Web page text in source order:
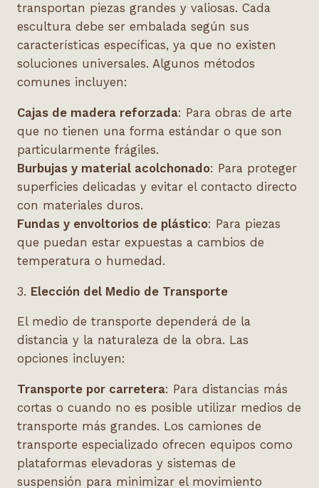
transportan piezas grandes y valiosas. Cada
escultura debe ser embalada según sus
características específicas, ya que no existen
soluciones universales. Algunos métodos
comunes incluyen:
Cajas de madera reforzada: Para obras de arte
que no tienen una forma estándar o que son
particularmente frágiles.
Burbujas y material acolchonado: Para proteger
superficies delicadas y evitar el contacto directo
con materiales duros.
Fundas y envoltorios de plástico: Para piezas
que puedan estar expuestas a cambios de
temperatura o humedad.
3. Elección del Medio de Transporte
El medio de transporte dependerá de la
distancia y la naturaleza de la obra. Las
opciones incluyen:
Transporte por carretera: Para distancias más
cortas o cuando no es posible utilizar medios de
transporte más grandes. Los camiones de
transporte especializado ofrecen equipos como
plataformas elevadoras y sistemas de
suspensión para minimizar el movimiento